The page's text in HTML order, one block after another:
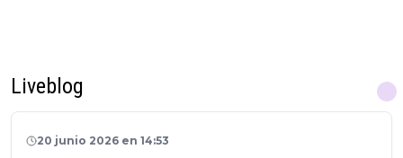
Liveblog
20 junio 2026 en 14:53